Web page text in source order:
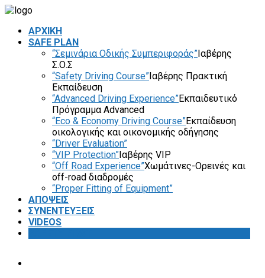
ΑΡΧΙΚΗ
SAFE PLAN
“Σεμινάρια Οδικής Συμπεριφοράς”Ιαβέρης
Σ.Ο.Σ
“Safety Driving Course”Ιαβέρης Πρακτική
Εκπαίδευση
“Advanced Driving Experience”Εκπαιδευτικό
Πρόγραμμα Advanced
“Eco & Economy Driving Course”Εκπαίδευση
οικολογικής και οικονομικής οδήγησης
“Driver Evaluation”
“VIP Protection”Ιαβέρης VIP
“Off Road Experience”Χωμάτινες-Ορεινές και
off-road διαδρομές
“Proper Fitting of Equipment”
ΑΠΟΨΕΙΣ
ΣΥΝΕΝΤΕΥΞΕΙΣ
VIDEOS